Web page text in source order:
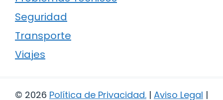
Seguridad
Transporte
Viajes
© 2026 Política de Privacidad. | Aviso Legal |